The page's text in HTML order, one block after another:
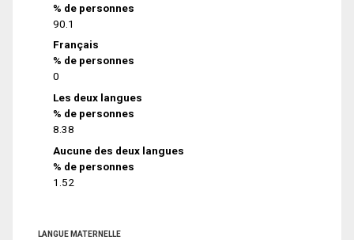
% de personnes
90.1
Français
% de personnes
0
Les deux langues
% de personnes
8.38
Aucune des deux langues
% de personnes
1.52
LANGUE MATERNELLE